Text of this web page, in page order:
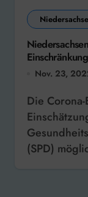
Nov. 23,
Die Corona-Einschränkungen könnten nach
(SPD)